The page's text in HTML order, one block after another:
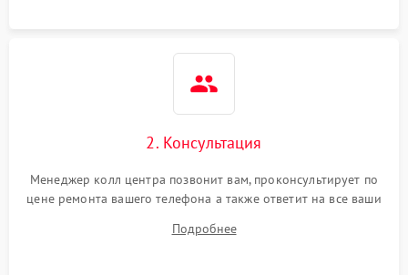
2. Консультация
Менеджер колл центра позвонит вам, проконсультирует по
цене ремонта вашего телефона а также ответит на все ваши
Подробнее